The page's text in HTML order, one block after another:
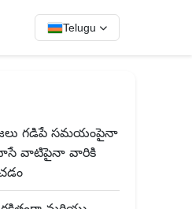
Telugu
గడిపే సమయంపైనా
వాటిపైనా వారికి